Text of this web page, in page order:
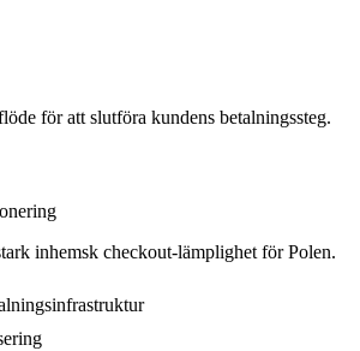
för att slutföra kundens betalningssteg.
inhemsk checkout-lämplighet för Polen.